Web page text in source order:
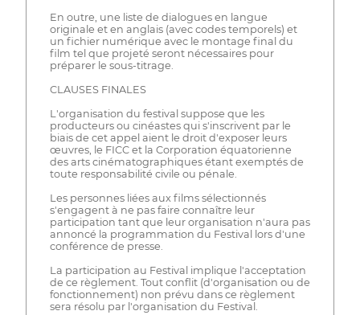
En outre, une liste de dialogues en langue
originale et en anglais (avec codes temporels) et
un fichier numérique avec le montage final du
film tel que projeté seront nécessaires pour
préparer le sous-titrage.
CLAUSES FINALES
L'organisation du festival suppose que les
producteurs ou cinéastes qui s'inscrivent par le
biais de cet appel aient le droit d'exposer leurs
œuvres, le FICC et la Corporation équatorienne
des arts cinématographiques étant exemptés de
toute responsabilité civile ou pénale.
Les personnes liées aux films sélectionnés
s'engagent à ne pas faire connaître leur
participation tant que leur organisation n'aura pas
annoncé la programmation du Festival lors d'une
conférence de presse.
La participation au Festival implique l'acceptation
de ce règlement. Tout conflit (d'organisation ou de
fonctionnement) non prévu dans ce règlement
sera résolu par l'organisation du Festival.